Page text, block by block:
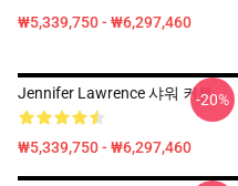
₩5,339,750 - ₩6,297,460
Jennifer Lawrence 샤워 커튼
₩5,339,750 - ₩6,297,460
-20%